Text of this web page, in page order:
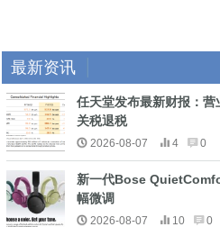
最新资讯
任天堂发布最新财报：
关税退税
2026-08-07 4 0
新一代Bose
幅微调
2026-08-07 10 0